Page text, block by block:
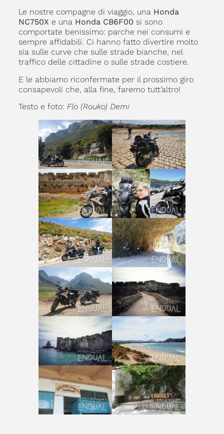
Le nostre compagne di viaggio, una Honda
NC750X e una Honda CB6F00 si sono
comportate benissimo: parche nei consumi e
sempre affidabili. Ci hanno fatto divertire molto
sia sulle curve che sulle strade bianche, nel
traffico delle cittadine o sulle strade costiere.
E le abbiamo riconfermate per il prossimo giro
consapevoli che, alla fine, faremo tutt’altro!
Testo e foto: Flo (Rouko) Demi